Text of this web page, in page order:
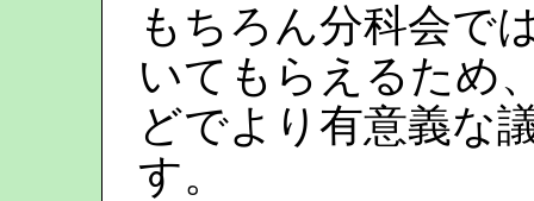
もちろん分科会で
いてもらえるため
どでより有意義な
す。